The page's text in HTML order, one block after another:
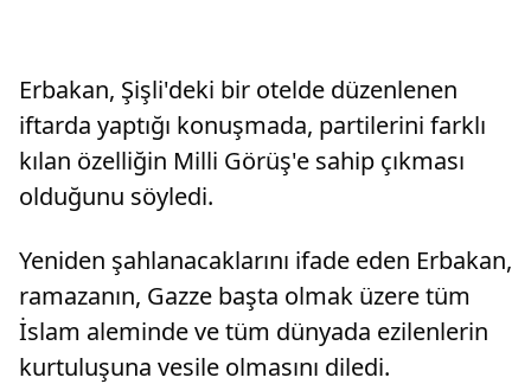
Erbakan, Şişli'deki bir otelde düzenlenen
iftarda yaptığı konuşmada, partilerini farklı
kılan özelliğin Milli Görüş'e sahip çıkması
olduğunu söyledi.
Yeniden şahlanacaklarını ifade eden Erbakan,
ramazanın, Gazze başta olmak üzere tüm
İslam aleminde ve tüm dünyada ezilenlerin
kurtuluşuna vesile olmasını diledi.